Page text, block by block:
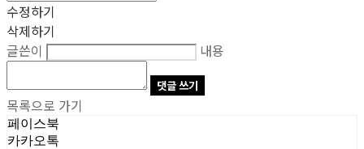
수정하기
삭제하기
글쓴이
내용
댓글 쓰기
목록으로 가기
페이스북
카카오톡